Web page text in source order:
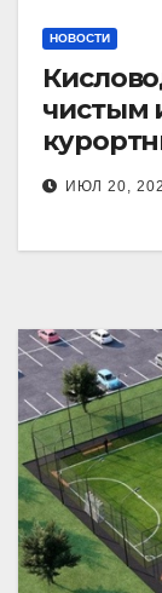
НОВОСТИ
чистым
ИЮЛ 20,